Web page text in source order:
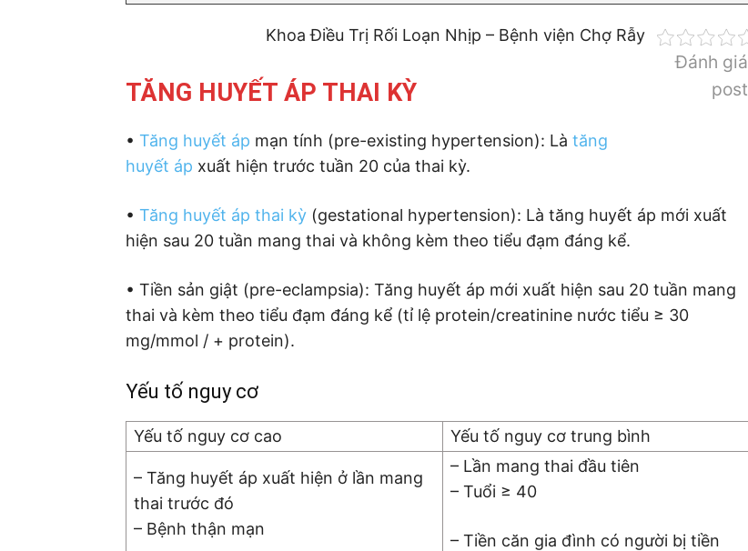
Đánh giá
post
Khoa Điều Trị Rối Loạn Nhịp – Bệnh viện Chợ Rẫy
TĂNG HUYẾT ÁP THAI KỲ
• Tăng huyết áp mạn tính (pre-existing hypertension): Là tăng
huyết áp xuất hiện trước tuần 20 của thai kỳ.
• Tăng huyết áp thai kỳ (gestational hypertension): Là tăng huyết áp mới xuất
hiện sau 20 tuần mang thai và không kèm theo tiểu đạm đáng kể.
• Tiền sản giật (pre-eclampsia): Tăng huyết áp mới xuất hiện sau 20 tuần mang
thai và kèm theo tiểu đạm đáng kể (tỉ lệ protein/creatinine nước tiểu ≥ 30
mg/mmol / + protein).
Yếu tố nguy cơ
Yếu tố nguy cơ cao Yếu tố nguy cơ trung bình
– Tăng huyết áp xuất hiện ở lần mang
thai trước đó
– Bệnh thận mạn
– Lần mang thai đầu tiên
– Tuổi ≥ 40
– Tiền căn gia đình có người bị tiền